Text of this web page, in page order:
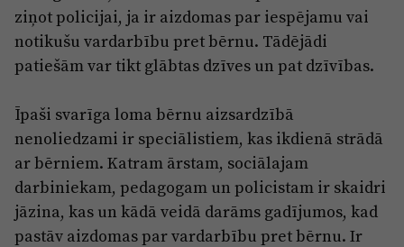
ziņot policijai, ja ir aizdomas par iespējamu vai
notikušu vardarbību pret bērnu. Tādējādi
patiešām var tikt glābtas dzīves un pat dzīvības.
Īpaši svarīga loma bērnu aizsardzībā
nenoliedzami ir speciālistiem, kas ikdienā strādā
ar bērniem. Katram ārstam, sociālajam
darbiniekam, pedagogam un policistam ir skaidri
jāzina, kas un kādā veidā darāms gadījumos, kad
pastāv aizdomas par vardarbību pret bērnu. Ir